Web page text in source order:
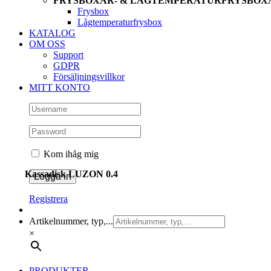
Frysbox
Lågtemperaturfrysbox
KATALOG
OM OSS
Support
GDPR
Försäljningsvillkor
MITT KONTO
Kom ihåg mig
Registrera
Artikelnummer, typ,...
×
Kassadisk LUZON 0.4